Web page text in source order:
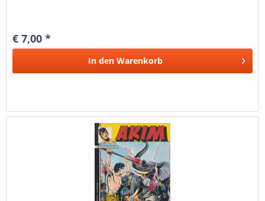
€ 7,00 *
In den Warenkorb